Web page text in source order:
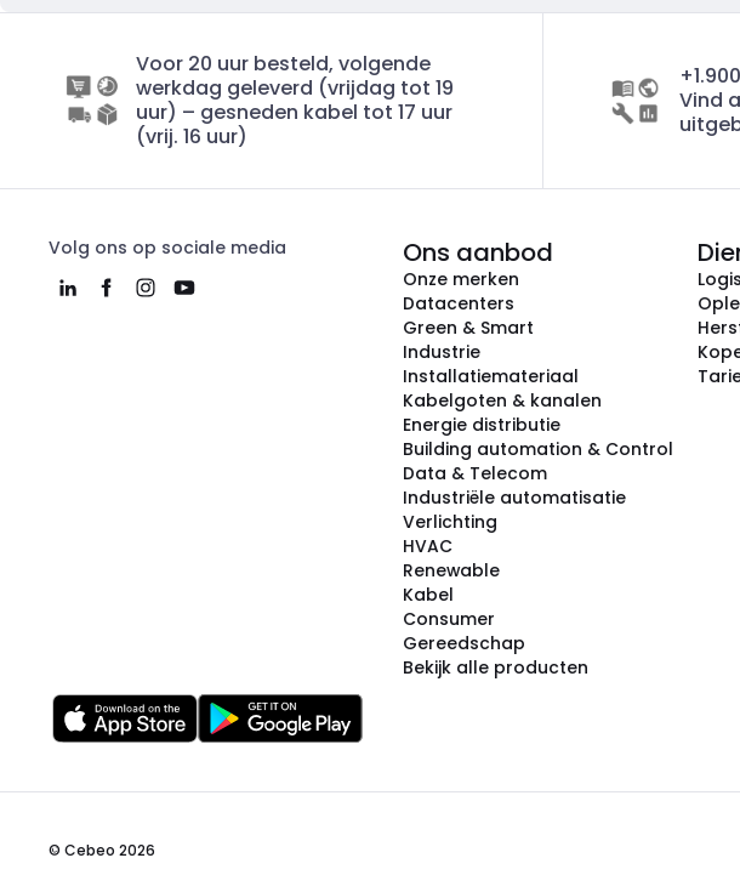
Voor 20 uur besteld, volgende
werkdag geleverd (vrijdag tot 19
uur) – gesneden kabel tot 17 uur
(vrij. 16 uur)
Vind
Volg ons op sociale media Ons aanbod
Onze merken
Datacenters
Green & Smart
Industrie
Installatiemateriaal
Kabelgoten & kanalen
Energie distributie
Building automation & Control
Data & Telecom
Industriële automatisatie
Verlichting
HVAC
Renewable
Kabel
Consumer
Gereedschap
Bekijk alle producten
© Cebeo 2026